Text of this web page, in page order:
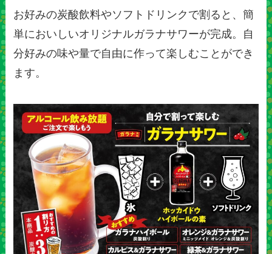
お好みの炭酸飲料やソフトドリンクで割ると、簡
単においしいオリジナルガラナサワーが完成。自
分好みの味や量で自由に作って楽しむことができ
ます。